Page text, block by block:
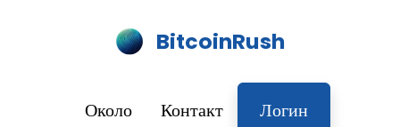
BitcoinRush
Около Контакт Логин